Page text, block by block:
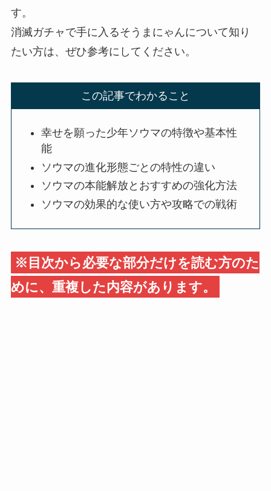
す。
消滅ガチャで手に入るそうまにゃんについて知り
たい方は、ぜひ参考にしてください。
この記事でわかること
幸せを願った少年ソウマの特徴や基本性
能
ソウマの進化形態ごとの特性の違い
ソウマの本能解放とおすすめの強化方法
ソウマの効果的な使い方や攻略での戦術
※目次から必要な部分だけを読む方のた
めに、重複した内容があります。